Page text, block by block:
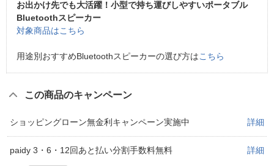
お出かけ先でも大活躍！小型で持ち運びしやすいポータブル
Bluetoothスピーカー
対象商品はこちら
用途別おすすめBluetoothスピーカーの選び方はこちら
この商品のキャンペーン
ショッピングローン無金利キャンペーン実施中 詳細
paidy 3・6・12回あと払い分割手数料無料 詳細